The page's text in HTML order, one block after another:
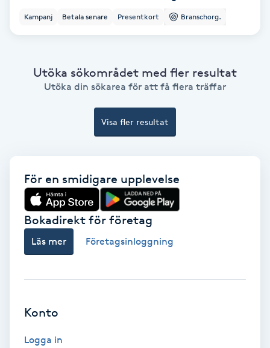
Blowout
Bottenfärg
Bröllopsuppsättning
Celluliter
Color correction
Kampanj Betala senare Presentkort Branschorg.
Utöka sökområdet med fler resultat
Utöka din sökarea för att få flera träffar
Visa fler resultat
För en smidigare upplevelse
Bokadirekt för företag
Läs mer Företagsinloggning
Konto
Logga in